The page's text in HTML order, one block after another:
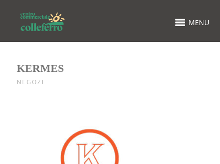
MENU
KERMES
NEGOZI